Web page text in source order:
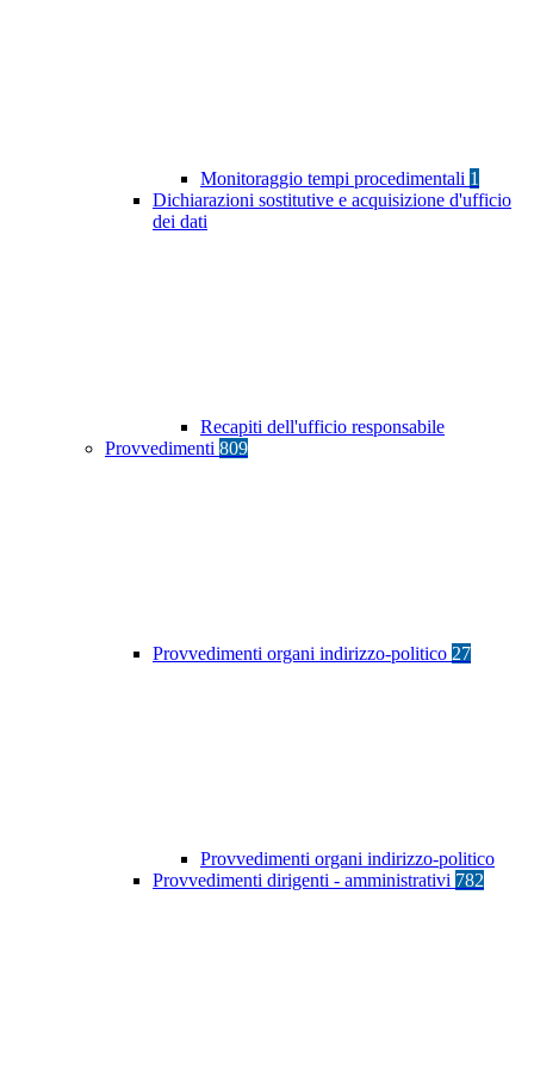
Monitoraggio tempi procedimentali 1
Dichiarazioni sostitutive e acquisizione d'ufficio
dei dati
Recapiti dell'ufficio responsabile
Provvedimenti 809
Provvedimenti organi indirizzo-politico 27
Provvedimenti organi indirizzo-politico
Provvedimenti dirigenti - amministrativi 782